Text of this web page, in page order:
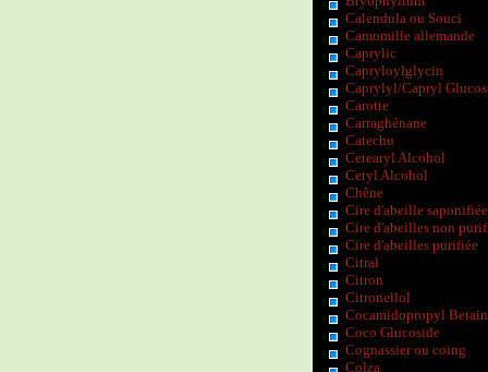
Calendula ou Souci
Camomille allemande
Caprylic
Capryloylglycin
Caprylyl/Capryl
Carotte
Carraghénane
Catechu
Cetearyl Alcohol
Cetyl Alcohol
Chêne
Cire d'abeille saponifiée
Cire d'abeilles non
Cire d'abeilles purifiée
Citral
Citron
Citronellol
Cocamidopropyl
Coco Glucoside
Cognassier ou coing
Colza